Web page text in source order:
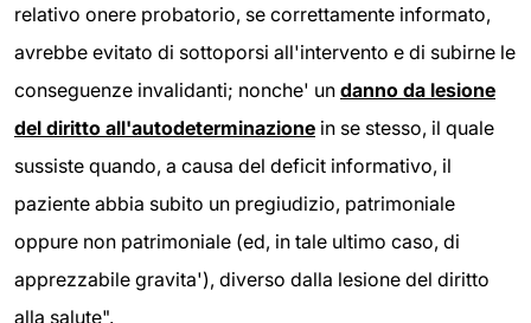
relativo onere probatorio, se correttamente informato,
avrebbe evitato di sottoporsi all'intervento e di subirne le
conseguenze invalidanti; nonche' un danno da lesione
del diritto all'autodeterminazione in se stesso, il quale
sussiste quando, a causa del deficit informativo, il
paziente abbia subito un pregiudizio, patrimoniale
oppure non patrimoniale (ed, in tale ultimo caso, di
apprezzabile gravita'), diverso dalla lesione del diritto
alla salute".